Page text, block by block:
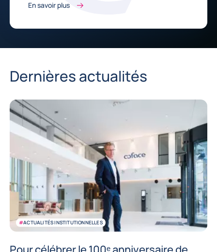
En savoir plus
Dernières actualités
#ACTUALITÉS INSTITUTIONNELLES